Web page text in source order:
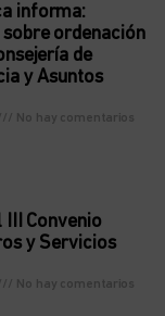
informa:
ordenación
de
y Asuntos
No hay comentarios
Convenio
y Servicios
No hay comentarios